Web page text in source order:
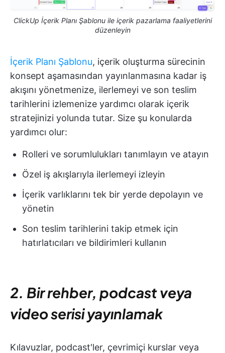
ClickUp İçerik Planı Şablonu ile içerik pazarlama faaliyetlerini
düzenleyin
İçerik Planı Şablonu, içerik oluşturma sürecinin
konsept aşamasından yayınlanmasına kadar iş
akışını yönetmenize, ilerlemeyi ve son teslim
tarihlerini izlemenize yardımcı olarak içerik
stratejinizi yolunda tutar. Size şu konularda
yardımcı olur:
Rolleri ve sorumlulukları tanımlayın ve atayın
Özel iş akışlarıyla ilerlemeyi izleyin
İçerik varlıklarını tek bir yerde depolayın ve
yönetin
Son teslim tarihlerini takip etmek için
hatırlatıcıları ve bildirimleri kullanın
2. Bir rehber, podcast veya
video serisi yayınlamak
Kılavuzlar, podcast'ler, çevrimiçi kurslar veya